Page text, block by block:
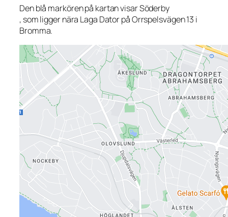
Den blå markören på kartan visar Söderby
, som ligger nära Laga Dator på Orrspelsvägen 13 i
Bromma.